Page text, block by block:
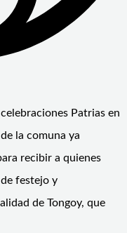
Patrias en
la comuna ya
recibir a quienes
de festejo y
de Tongoy, que